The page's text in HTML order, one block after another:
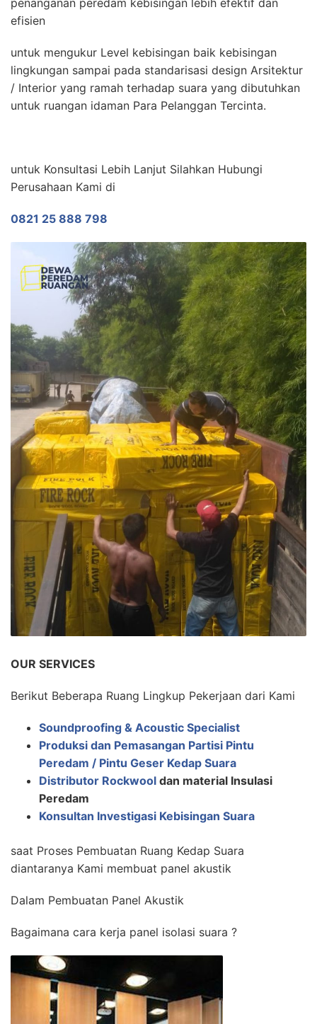
penanganan peredam kebisingan lebih efektif dan
efisien
untuk mengukur Level kebisingan baik kebisingan
lingkungan sampai pada standarisasi design Arsitektur
/ Interior yang ramah terhadap suara yang dibutuhkan
untuk ruangan idaman Para Pelanggan Tercinta.
untuk Konsultasi Lebih Lanjut Silahkan Hubungi
Perusahaan Kami di
0821 25 888 798
OUR SERVICES
Berikut Beberapa Ruang Lingkup Pekerjaan dari Kami
Soundproofing & Acoustic Specialist
Produksi dan Pemasangan Partisi Pintu
Peredam / Pintu Geser Kedap Suara
Distributor Rockwool dan material Insulasi
Peredam
Konsultan Investigasi Kebisingan Suara
saat Proses Pembuatan Ruang Kedap Suara
diantaranya Kami membuat panel akustik
Dalam Pembuatan Panel Akustik
Bagaimana cara kerja panel isolasi suara ?